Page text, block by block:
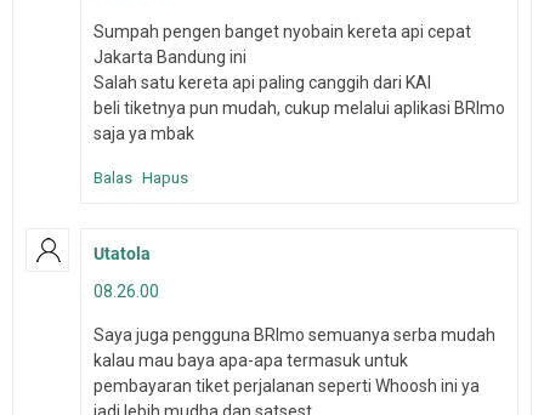
Sumpah pengen banget nyobain kereta api cepat
Jakarta Bandung ini
Salah satu kereta api paling canggih dari KAI
beli tiketnya pun mudah, cukup melalui aplikasi BRImo
saja ya mbak
Balas Hapus
Utatola
08.26.00
Saya juga pengguna BRImo semuanya serba mudah
kalau mau baya apa-apa termasuk untuk
pembayaran tiket perjalanan seperti Whoosh ini ya